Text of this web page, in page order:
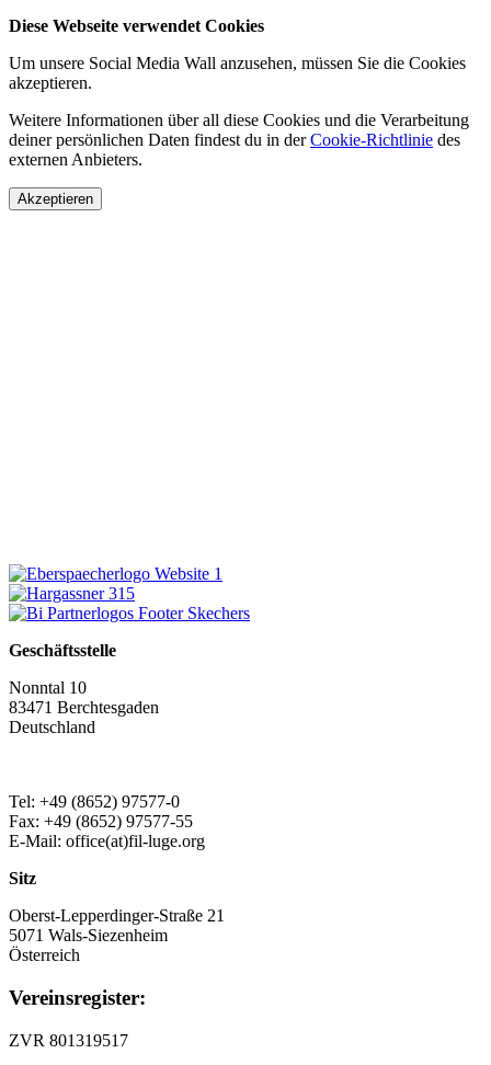
Diese Webseite verwendet Cookies
Um unsere Social Media Wall anzusehen, müssen Sie die Cookies
akzeptieren.
Weitere Informationen über all diese Cookies und die Verarbeitung
deiner persönlichen Daten findest du in derCookie-Richtlinie des
externen Anbieters.
Akzeptieren
Geschäftsstelle
Nonntal 10
83471 Berchtesgaden
Deutschland
Tel: +49 (8652) 97577-0
Fax: +49 (8652) 97577-55
E-Mail: office(at)fil-luge.org
Sitz
Oberst-Lepperdinger-Straße 21
5071 Wals-Siezenheim
Österreich
Vereinsregister:
ZVR 801319517